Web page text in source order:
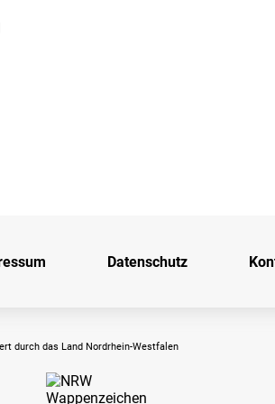
Datenschutz
durch das Land Nordrhein-Westfalen